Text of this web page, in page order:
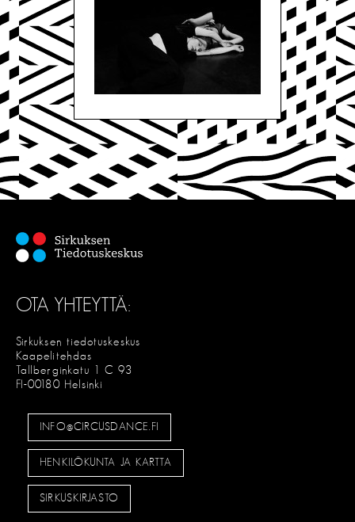
OTA YHTEYTTÄ:
Sirkuksen tiedotuskeskus
Kaapelitehdas
Tallberginkatu 1 C 93
FI-00180 Helsinki
INFO@CIRCUSDANCE.FI
HENKILÖKUNTA JA KARTTA
SIRKUSKIRJASTO